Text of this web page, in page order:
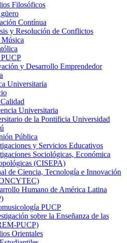
Filosóficos
Contínua
y Resolución de Conflictos
y Desarrollo Emprendedor
Universitaria
Universitaria
de la Pontificia Universidad
Pública
y Servicios Educativos
Sociológicas, Económica
(CISEPA)
de Ciencia, Tecnología e Innovación
Humano de América Latina
PUCP
sobre la Enseñanza de las
PUCP)
Orientales